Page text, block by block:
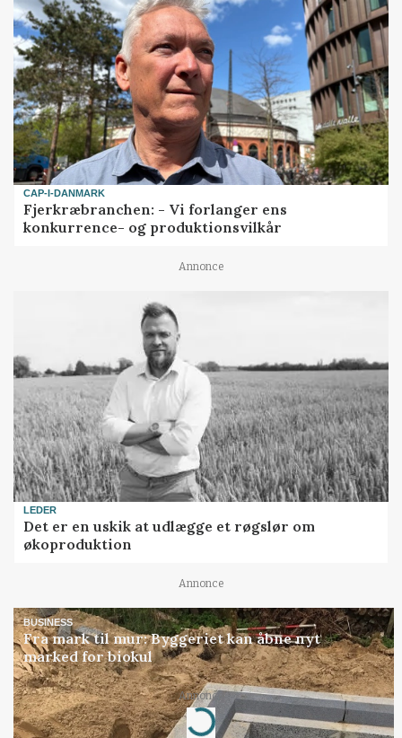
CAP-I-DANMARK
Fjerkræbranchen: - Vi forlanger ens
konkurrence- og produktionsvilkår
Annonce
LEDER
Det er en uskik at udlægge et røgslør om
økoproduktion
Annonce
BUSINESS
Fra mark til mur: Byggeriet kan åbne nyt
marked for biokul
Annonce
Loading...